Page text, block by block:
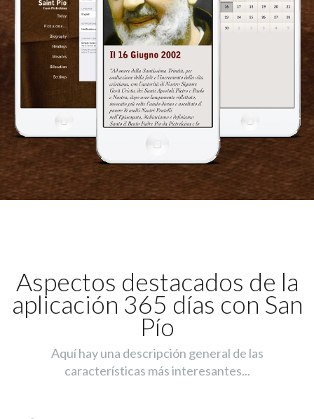
Aspectos destacados de la
aplicación 365 días con San
Pío
Aquí hay una descripción general de las
características más interesantes...